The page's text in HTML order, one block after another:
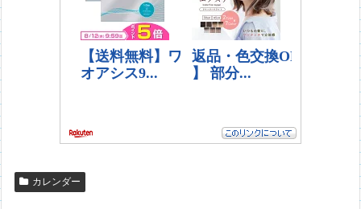
カレンダー